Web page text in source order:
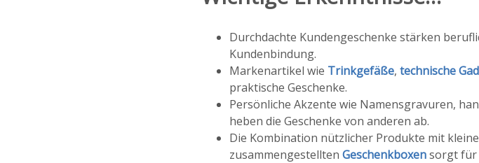
Durchdachte Kundengeschenke stärken
Kundenbindung.
Markenartikel wie Trinkgefäße, technische
praktische Geschenke.
Persönliche Akzente wie Namensgravuren,
heben die Geschenke von anderen ab.
Die Kombination nützlicher Produkte mit
zusammengestellten Geschenkboxensorgt für